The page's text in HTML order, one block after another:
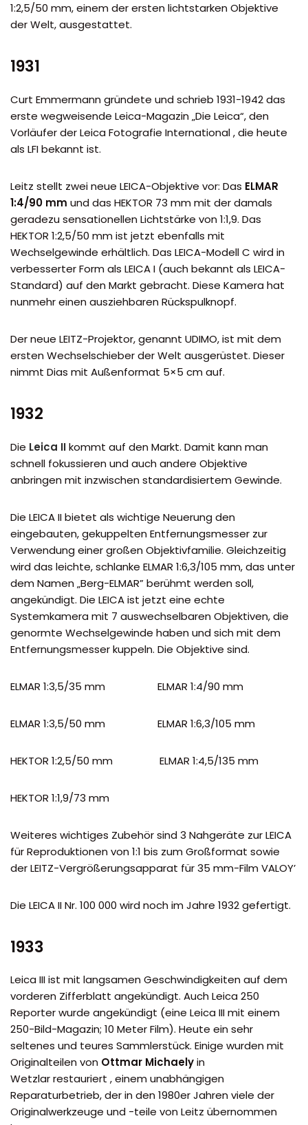
1:2,5/50 mm, einem der ersten lichtstarken Objektive
der Welt, ausgestattet.
1931
Curt Emmermann gründete und schrieb 1931-1942 das
erste wegweisende Leica-Magazin „Die Leica“, den
Vorläufer der Leica Fotografie International , die heute
als LFI bekannt ist.
Leitz stellt zwei neue LEICA-Objektive vor: Das ELMAR
1:4/90 mm und das HEKTOR 73 mm mit der damals
geradezu sensationellen Lichtstärke von 1:1,9. Das
HEKTOR 1:2,5/50 mm ist jetzt ebenfalls mit
Wechselgewinde erhältlich. Das LEICA-Modell C wird in
verbesserter Form als LEICA I (auch bekannt als LEICA-
Standard) auf den Markt gebracht. Diese Kamera hat
nunmehr einen ausziehbaren Rückspulknopf.
Der neue LEITZ-Projektor, genannt UDIMO, ist mit dem
ersten Wechselschieber der Welt ausgerüstet. Dieser
nimmt Dias mit Außenformat 5×5 cm auf.
1932
Die Leica IIkommt auf den Markt. Damit kann man
schnell fokussieren und auch andere Objektive
anbringen mit inzwischen standardisiertem Gewinde.
Die LEICA II bietet als wichtige Neuerung den
eingebauten, gekuppelten Entfernungsmesser zur
Verwendung einer großen Objektivfamilie. Gleichzeitig
wird das leichte, schlanke ELMAR 1:6,3/105 mm, das unter
dem Namen „Berg-ELMAR” berühmt werden soll,
angekündigt. Die LEICA ist jetzt eine echte
Systemkamera mit 7 auswechselbaren Objektiven, die
genormte Wechselgewinde haben und sich mit dem
Entfernungsmesser kuppeln. Die Objektive sind.
ELMAR 1:3,5/35 mm ELMAR 1:4/90 mm
ELMAR 1:3,5/50 mm ELMAR 1:6,3/105 mm
HEKTOR 1:2,5/50 mm ELMAR 1:4,5/135 mm
HEKTOR 1:1,9/73 mm
Weiteres wichtiges Zubehör sind 3 Nahgeräte zur LEICA
für Reproduktionen von 1:1 bis zum Großformat sowie
der LEITZ-Vergrößerungsapparat für 35 mm-Film VALOY’
Die LEICA II Nr. 100 000 wird noch im Jahre 1932 gefertigt.
1933
Leica III ist mit langsamen Geschwindigkeiten auf dem
vorderen Zifferblatt angekündigt. Auch Leica 250
Reporter wurde angekündigt (eine Leica III mit einem
250-Bild-Magazin; 10 Meter Film). Heute ein sehr
seltenes und teures Sammlerstück. Einige wurden mit
Originalteilen von Ottmar Michaelyin
Wetzlar restauriert , einem unabhängigen
Reparaturbetrieb, der in den 1980er Jahren viele der
Originalwerkzeuge und -teile von Leitz übernommen